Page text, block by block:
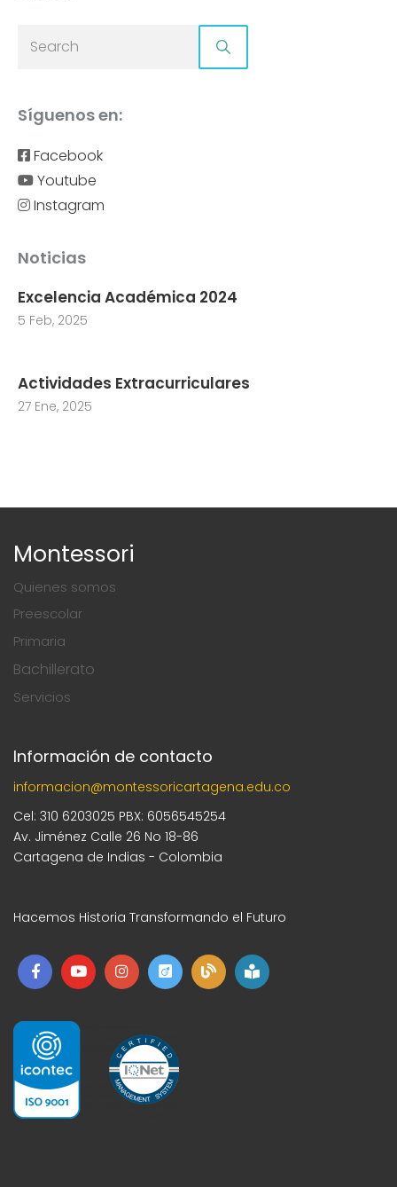
Síguenos en:
Facebook
Youtube
Instagram
Noticias
Excelencia Académica 2024
5 Feb, 2025
Actividades Extracurriculares
27 Ene, 2025
Montessori
Quienes somos
Preescolar
Primaria
Bachillerato
Servicios
Información de contacto
informacion@montessoricartagena.edu.co
Cel: 310 6203025 PBX: 6056545254
Av. Jiménez Calle 26 No 18-86
Cartagena de Indias - Colombia
Hacemos Historia Transformando el Futuro